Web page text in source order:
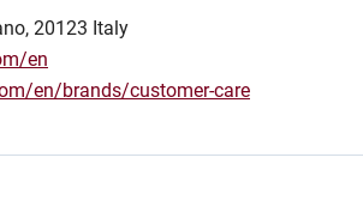
20123 Italy
en
en/brands/customer-care